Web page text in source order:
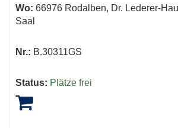
Wo: 66976 Rodalben, Dr. Lederer-
Saal
Nr.: B.30311GS
Status: Plätze frei